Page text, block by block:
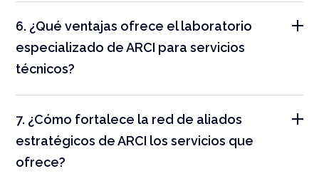
6. ¿Qué ventajas ofrece el laboratorio
especializado de ARCI para servicios
técnicos?
7. ¿Cómo fortalece la red de aliados
estratégicos de ARCI los servicios que
ofrece?